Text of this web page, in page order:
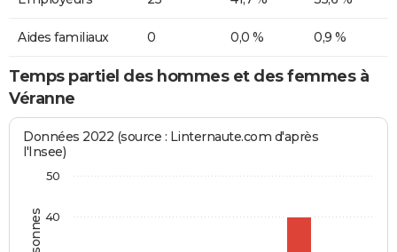
Aides familiaux 0 0,0 % 0,9 %
Temps partiel des hommes et des femmes à
Véranne
Données 2022 (source : Linternaute.com d'après
l'Insee)
40
50